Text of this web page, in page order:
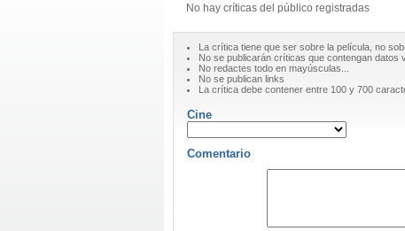
No hay críticas del público registradas
La crítica tiene que ser sobre la película, no
No se publicarán críticas que contengan datos
No redactes todo en mayúsculas...
No se publican links
La crítica debe contener entre 100 y 700
Cine
Comentario